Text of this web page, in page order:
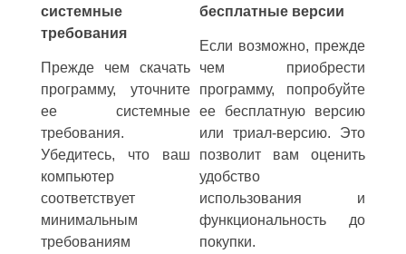
системные
требования
Прежде чем скачать
программу, уточните
ее системные
требования.
Убедитесь, что ваш
компьютер
соответствует
минимальным
требованиям
бесплатные версии
Если возможно, прежде
чем приобрести
программу, попробуйте
ее бесплатную версию
или триал-версию. Это
позволит вам оценить
удобство
использования и
функциональность до
покупки.